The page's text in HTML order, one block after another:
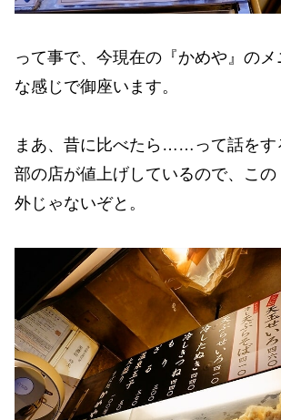
って事で、今現在の『かめや』の
な感じで御座います。
まあ、昔に比べたら……って話をす
部の店が値上げしているので、この
外じゃないぞと。